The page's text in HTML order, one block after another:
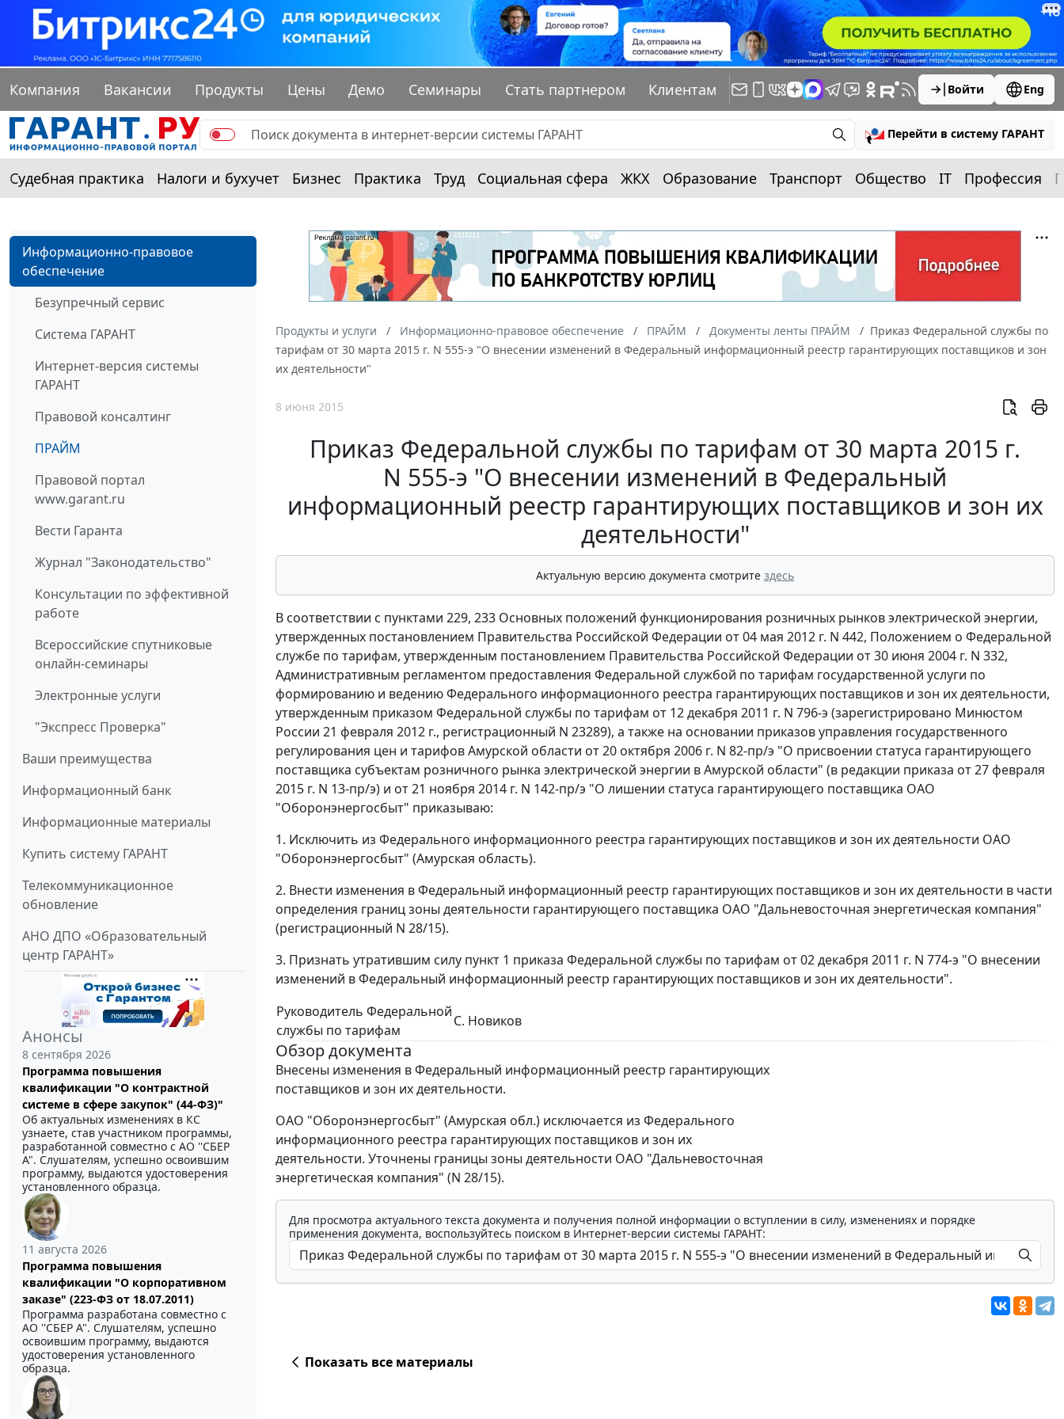
Компания Вакансии Продукты Цены Демо Семинары Стать партнером Клиентам Войти Eng
Перейти в систему ГАРАНТ
Судебная практика Налоги и бухучет Бизнес Практика Труд Социальная сфера ЖКХ Образование Транспорт Общество IT Профессия
Информационно-правовое
обеспечение
Безупречный сервис
Система ГАРАНТ
Интернет-версия системы
ГАРАНТ
Правовой консалтинг
ПРАЙМ
Правовой портал
www.garant.ru
Вести Гаранта
Журнал "Законодательство"
Консультации по эффективной
работе
Всероссийские спутниковые
онлайн-семинары
Электронные услуги
"Экспресс Проверка"
Ваши преимущества
Информационный банк
Информационные материалы
Купить систему ГАРАНТ
Телекоммуникационное
обновление
АНО ДПО «Образовательный
центр ГАРАНТ»
Анонсы
8 сентября 2026
Программа повышения
квалификации "О контрактной
системе в сфере закупок" (44-ФЗ)"
Об актуальных изменениях в КС
узнаете, став участником программы,
разработанной совместно с АО ''СБЕР
А". Слушателям, успешно освоившим
программу, выдаются удостоверения
установленного образца.
11 августа 2026
Программа повышения
квалификации "О корпоративном
заказе" (223-ФЗ от 18.07.2011)
Программа разработана совместно с
АО ''СБЕР А". Слушателям, успешно
освоившим программу, выдаются
удостоверения установленного
образца.
Продукты и услуги Информационно-правовое обеспечение ПРАЙМ Документы ленты ПРАЙМ
Приказ Федеральной службы по
тарифам от 30 марта 2015 г. N 555-э "О внесении изменений в Федеральный информационный реестр гарантирующих поставщиков и зон
их деятельности"
8 июня 2015
Приказ Федеральной службы по тарифам от 30 марта 2015 г.
N 555-э "О внесении изменений в Федеральный
информационный реестр гарантирующих поставщиков и зон их
деятельности"
Актуальную версию документа смотрите здесь
В соответствии с пунктами 229, 233 Основных положений функционирования розничных рынков электрической энергии,
утвержденных постановлением Правительства Российской Федерации от 04 мая 2012 г. N 442, Положением о Федеральной
службе по тарифам, утвержденным постановлением Правительства Российской Федерации от 30 июня 2004 г. N 332,
Административным регламентом предоставления Федеральной службой по тарифам государственной услуги по
формированию и ведению Федерального информационного реестра гарантирующих поставщиков и зон их деятельности,
утвержденным приказом Федеральной службы по тарифам от 12 декабря 2011 г. N 796-э (зарегистрировано Минюстом
России 21 февраля 2012 г., регистрационный N 23289), а также на основании приказов управления государственного
регулирования цен и тарифов Амурской области от 20 октября 2006 г. N 82-пр/э "О присвоении статуса гарантирующего
поставщика субъектам розничного рынка электрической энергии в Амурской области" (в редакции приказа от 27 февраля
2015 г. N 13-пр/э) и от 21 ноября 2014 г. N 142-пр/э "О лишении статуса гарантирующего поставщика ОАО
"Оборонэнергосбыт" приказываю:
1. Исключить из Федерального информационного реестра гарантирующих поставщиков и зон их деятельности ОАО
"Оборонэнергосбыт" (Амурская область).
2. Внести изменения в Федеральный информационный реестр гарантирующих поставщиков и зон их деятельности в части
определения границ зоны деятельности гарантирующего поставщика ОАО "Дальневосточная энергетическая компания"
(регистрационный N 28/15).
3. Признать утратившим силу пункт 1 приказа Федеральной службы по тарифам от 02 декабря 2011 г. N 774-э "О внесении
изменений в Федеральный информационный реестр гарантирующих поставщиков и зон их деятельности".
Руководитель Федеральной
службы по тарифам
С. Новиков
Обзор документа
Внесены изменения в Федеральный информационный реестр гарантирующих
поставщиков и зон их деятельности.
ОАО "Оборонэнергосбыт" (Амурская обл.) исключается из Федерального
информационного реестра гарантирующих поставщиков и зон их
деятельности. Уточнены границы зоны деятельности ОАО "Дальневосточная
энергетическая компания" (N 28/15).
Для просмотра актуального текста документа и получения полной информации о вступлении в силу, изменениях и порядке
применения документа, воспользуйтесь поиском в Интернет-версии системы ГАРАНТ:
Показать все материалы